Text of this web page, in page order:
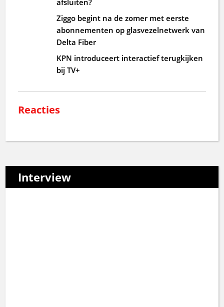
Ziggo begint na de zomer met eerste
abonnementen op glasvezelnetwerk van
Delta Fiber
KPN introduceert interactief terugkijken
bij TV+
Reacties
Interview